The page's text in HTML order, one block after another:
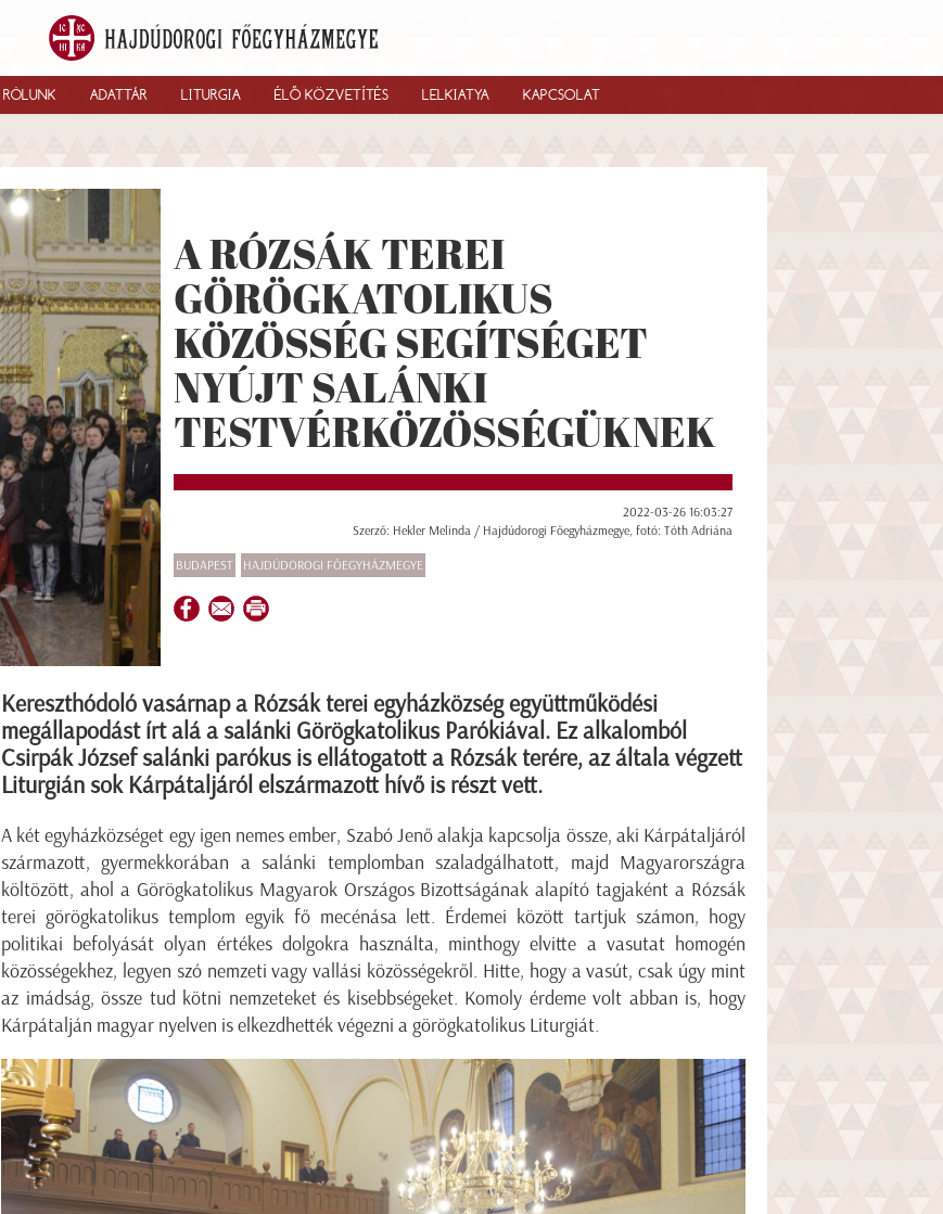
RÓLUNK ADATTÁR LITURGIA ÉLŐ KÖZVETÍTÉS LELKIATYA KAPCSOLAT
A RÓZSÁK TEREI
GÖRÖGKATOLIKUS
KÖZÖSSÉG SEGÍTSÉGET
NYÚJT SALÁNKI
TESTVÉRKÖZÖSSÉGÜKNEK
2022-03-26 16:03:27
Szerző: Hekler Melinda / Hajdúdorogi Főegyházmegye, fotó: Tóth Adriána
BUDAPEST HAJDÚDOROGI FŐEGYHÁZMEGYE
Kereszthódoló vasárnap a Rózsák terei egyházközség együttműködési
megállapodást írt alá a salánki Görögkatolikus Parókiával. Ez alkalomból
Csirpák József salánki parókus is ellátogatott a Rózsák terére, az általa végzett
Liturgián sok Kárpátaljáról elszármazott hívő is részt vett.
A két egyházközséget egy igen nemes ember, Szabó Jenő alakja kapcsolja össze, aki Kárpátaljáról
származott, gyermekkorában a salánki templomban szaladgálhatott, majd Magyarországra
költözött, ahol a Görögkatolikus Magyarok Országos Bizottságának alapító tagjaként a Rózsák
terei görögkatolikus templom egyik fő mecénása lett. Érdemei között tartjuk számon, hogy
politikai befolyását olyan értékes dolgokra használta, minthogy elvitte a vasutat homogén
közösségekhez, legyen szó nemzeti vagy vallási közösségekről. Hitte, hogy a vasút, csak úgy mint
az imádság, össze tud kötni nemzeteket és kisebbségeket. Komoly érdeme volt abban is, hogy
Kárpátalján magyar nyelven is elkezdhették végezni a görögkatolikus Liturgiát.